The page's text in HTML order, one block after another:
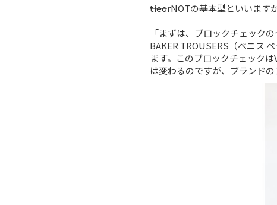
――tieorNOTの基本型といいます
「まずは、ブロックチェック
BAKER TROUSERS（ベニス
ます。このブロックチェック
は変わるのですが、ブランド